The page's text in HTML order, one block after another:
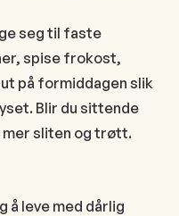
seg til faste
spise frokost,
på formiddagen slik
Blir du sittende
mer sliten og trøtt.
å leve med dårlig